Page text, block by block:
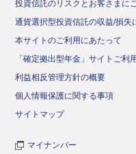
投資信託のリスクとお客さまに
通貨選択型投資信託の収益/損失
本サイトのご利用にあたって
「確定拠出型年金」サイトご利
利益相反管理方針の概要
個人情報保護に関する事項
サイトマップ
マイナンバー